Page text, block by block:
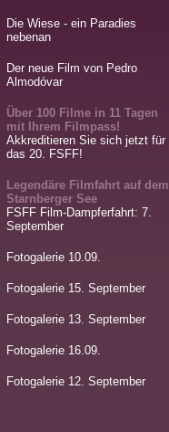
Die Wiese - ein Paradies
nebenan
Der neue Film von Pedro
Almodóvar
Über 100 Filme in 11 Tagen
mit Ihrem Filmpass!
Akkreditieren Sie sich jetzt für
das 20. FSFF!
Legendäre Filmfahrt auf dem
Starnberger See
FSFF Film-Dampferfahrt: 7.
September
Fotogalerie 10.09.
Fotogalerie 15. September
Fotogalerie 13. September
Fotogalerie 16.09.
Fotogalerie 12. September